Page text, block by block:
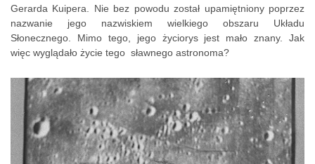
Gerarda Kuipera. Nie bez powodu został upamiętniony poprzez
nazwanie jego nazwiskiem wielkiego obszaru Układu
Słonecznego. Mimo tego, jego życiorys jest mało znany. Jak
więc wyglądało życie tego sławnego astronoma?